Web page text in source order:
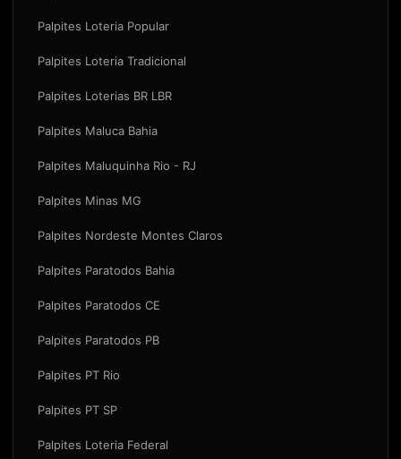
Palpites Loteria Popular
Palpites Loteria Tradicional
Palpites Loterias BR LBR
Palpites Maluca Bahia
Palpites Maluquinha Rio - RJ
Palpites Minas MG
Palpites Nordeste Montes Claros
Palpites Paratodos Bahia
Palpites Paratodos CE
Palpites Paratodos PB
Palpites PT Rio
Palpites PT SP
Palpites Loteria Federal